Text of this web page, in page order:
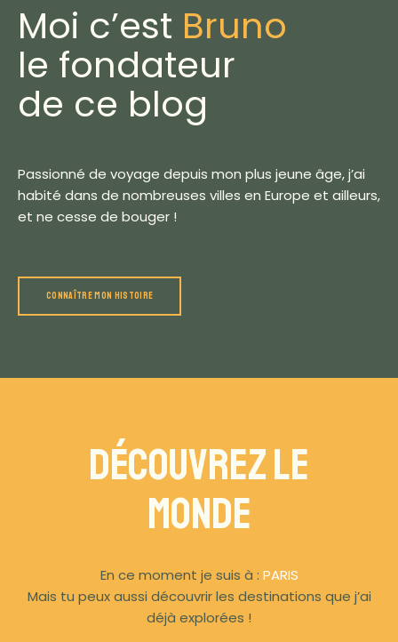
Moi c’est Bruno
le fondateur
de ce blog
Passionné de voyage depuis mon plus jeune âge, j’ai
habité dans de nombreuses villes en Europe et ailleurs,
et ne cesse de bouger !
CONNAÎTRE MON HISTOIRE
Découvrez Le
Monde
En ce moment je suis à : PARIS
Mais tu peux aussi découvrir les destinations que j’ai
déjà explorées !